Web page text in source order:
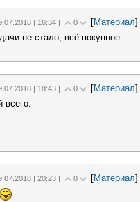
| 16:34 | 0 [Материал]
не стало, всё покупное.
| 18:43 | 0 [Материал]
всего.
| 20:23 | 0 [Материал]